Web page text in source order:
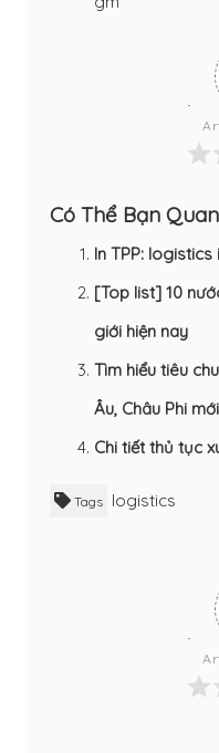
Có Thể Bạn
In TPP:
[Top list] 10
giới hiện nay
Tìm hiểu tiêu
Âu, Châu Phi
Chi tiết thủ tục
Tags logistics